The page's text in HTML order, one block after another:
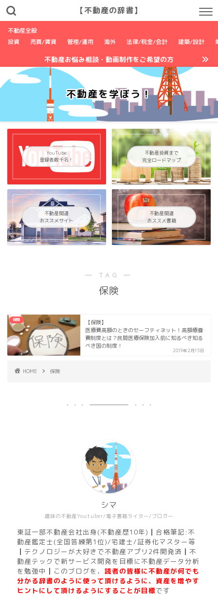
【不動産の辞書】
不動産全般
投資
売買/賃貸 管理/運用 海外 法律/税金/会計 建築/設計
不動産お悩み相談・動画制作をご希望の方
不動産を学ぼう！
YouTube
登録者数千名！
不動産投資まで
完全ロードマップ
不動産関連
おススメサイト
不動産関連
おススメ書籍
― TAG ―
保険
保険
【保険】
医療費高額のときのセーフティネット！高額療養
費制度とは？民間医療保険加入前に知るべき知る
べき国の制度！
2019年2月15日
HOME 保険
趣味の不動産Youtuber/電子書籍ライター/ブロガー
シマ
東証一部不動産会社出身(不動産歴10年)┃合格筆記:不
動産鑑定士(全国答練第1位)/宅建士/証券化マスター等
┃テクノロジーが大好きで不動産アプリ2件開発済┃不
動産テックで新サービス開発を目標に不動産データ分析
を勉強中┃このブログを、 読者の皆様に不動産が何でも
分かる辞書のように使って頂けるように、資産を増やす
ヒントにして頂けるようにすることが目標です